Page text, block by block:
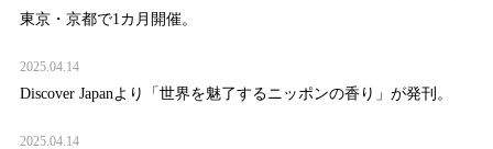
東京・京都で1カ月開催。
2025.04.14
Discover Japanより「世界を魅了するニッポンの香り」が発刊。
2025.04.14